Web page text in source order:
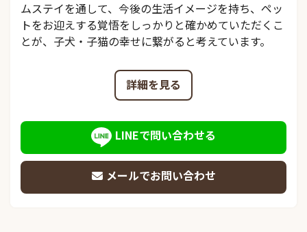
ムステイを通して、今後の生活イメージを持ち、ペッ
トをお迎えする覚悟をしっかりと確かめていただくこ
とが、子犬・子猫の幸せに繋がると考えています。
詳細を見る
LINEで問い合わせる
メールでお問い合わせ